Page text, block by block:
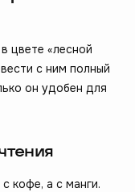
цвете «лесной
с ним полный
он удобен для
кофе, а с манги.